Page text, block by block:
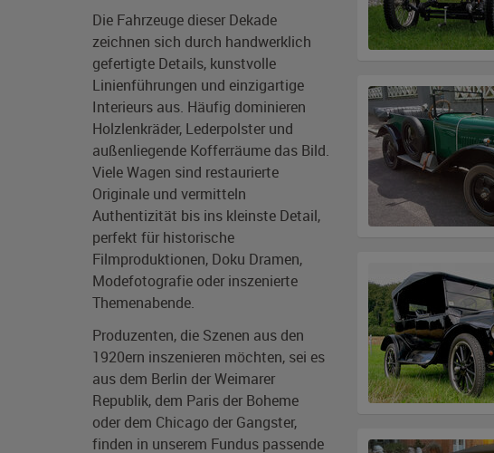
Die Fahrzeuge dieser Dekade
zeichnen sich durch handwerklich
gefertigte Details, kunstvolle
Linienführungen und einzigartige
Interieurs aus. Häufig dominieren
Holzlenkräder, Lederpolster und
außenliegende Kofferräume das Bild.
Viele Wagen sind restaurierte
Originale und vermitteln
Authentizität bis ins kleinste Detail,
perfekt für historische
Filmproduktionen, Doku Dramen,
Modefotografie oder inszenierte
Themenabende.
Produzenten, die Szenen aus den
1920ern inszenieren möchten, sei es
aus dem Berlin der Weimarer
Republik, dem Paris der Boheme
oder dem Chicago der Gangster,
finden in unserem Fundus passende